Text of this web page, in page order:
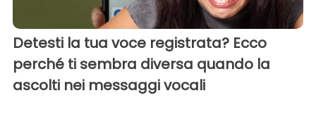
Detesti la tua voce registrata? Ecco
perché ti sembra diversa quando la
ascolti nei messaggi vocali